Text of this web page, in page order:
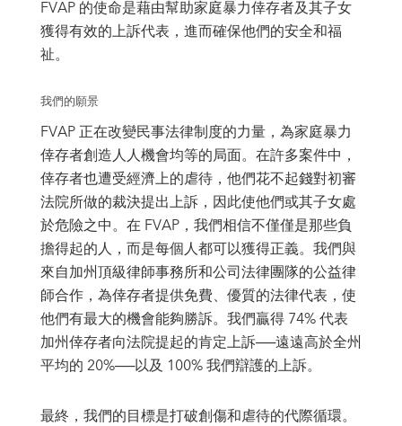
FVAP 的使命是藉由幫助家庭暴力倖存者及其子女
獲得有效的上訴代表，進而確保他們的安全和福
祉。
我們的願景
FVAP 正在改變民事法律制度的力量，為家庭暴力
倖存者創造人人機會均等的局面。在許多案件中，
倖存者也遭受經濟上的虐待，他們花不起錢對初審
法院所做的裁決提出上訴，因此使他們或其子女處
於危險之中。在 FVAP，我們相信不僅僅是那些負
擔得起的人，而是每個人都可以獲得正義。我們與
來自加州頂級律師事務所和公司法律團隊的公益律
師合作，為倖存者提供免費、優質的法律代表，使
他們有最大的機會能夠勝訴。我們贏得 74% 代表
加州倖存者向法院提起的肯定上訴──遠遠高於全州
平均的 20%──以及 100% 我們辯護的上訴。
最終，我們的目標是打破創傷和虐待的代際循環。